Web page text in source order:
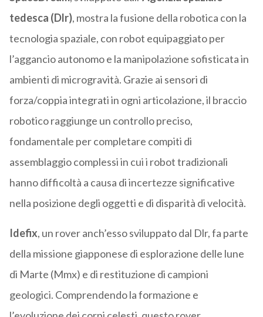
tedesca (Dlr), mostra la fusione della robotica con la
tecnologia spaziale, con robot equipaggiato per
l’aggancio autonomo e la manipolazione sofisticata in
ambienti di microgravità. Grazie ai sensori di
forza/coppia integrati in ogni articolazione, il braccio
robotico raggiunge un controllo preciso,
fondamentale per completare compiti di
assemblaggio complessi in cui i robot tradizionali
hanno difficoltà a causa di incertezze significative
nella posizione degli oggetti e di disparità di velocità.
Idefix, un rover anch’esso sviluppato dal Dlr, fa parte
della missione giapponese di esplorazione delle lune
di Marte (Mmx) e di restituzione di campioni
geologici. Comprendendo la formazione e